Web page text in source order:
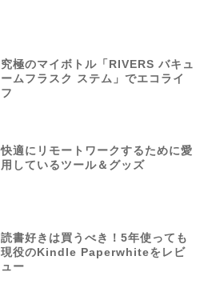
究極のマイボトル「RIVERS バキュ
ームフラスク ステム」でエコライ
フ
快適にリモートワークするために愛
用しているツール＆グッズ
読書好きは買うべき！5年使っても
現役のKindle Paperwhiteをレビ
ュー